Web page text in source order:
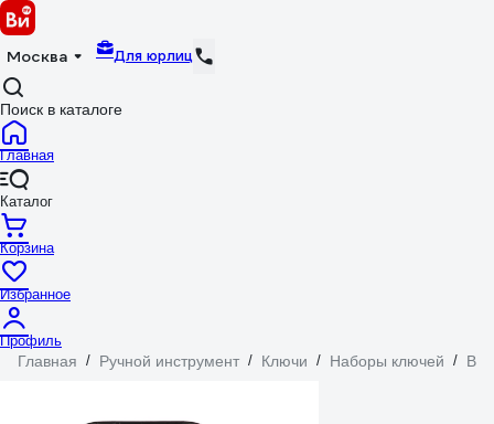
Москва Для юрлиц
Поиск в каталоге
Главная
Каталог
Корзина
Избранное
Профиль
Главная / Ручной инструмент / Ключи / Наборы ключей /